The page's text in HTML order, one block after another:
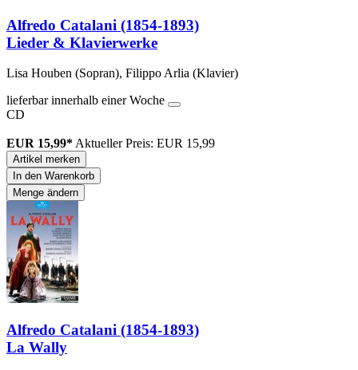
Alfredo Catalani (1854-1893)
Lieder & Klavierwerke
Lisa Houben (Sopran), Filippo Arlia (Klavier)
lieferbar innerhalb einer Woche
CD
EUR 15,99* Aktueller Preis: EUR 15,99
Artikel merken
In den Warenkorb
Menge ändern
Alfredo Catalani (1854-1893)
La Wally